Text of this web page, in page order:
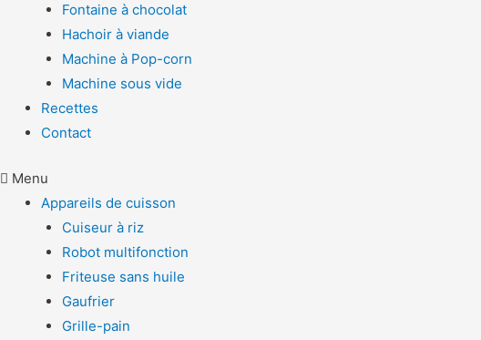
Fontaine à chocolat
Hachoir à viande
Machine à Pop-corn
Machine sous vide
Recettes
Contact
Menu
Appareils de cuisson
Cuiseur à riz
Robot multifonction
Friteuse sans huile
Gaufrier
Grille-pain